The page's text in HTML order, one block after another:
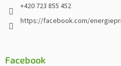
+420 723 855 452
https://facebook.com/
Facebook